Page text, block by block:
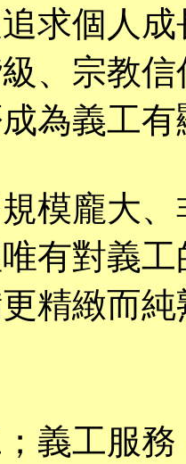
求個人
、宗教
為義工
龐大、
有對義
精緻而
義工服